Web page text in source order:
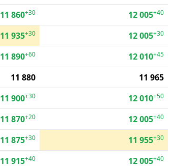
11 860+30 12 005+40
11 935+30 12 005+30
11 890+60 12 010+45
11 880
11 965
11 900+30 12 010+50
11 870+20 12 005+40
11 875+30 11 955+30
11 915+40 12 005+40